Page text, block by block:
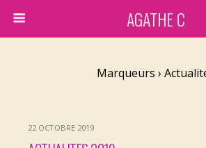
AGATHE C
Marqueurs ›
22 OCTOBRE 2019